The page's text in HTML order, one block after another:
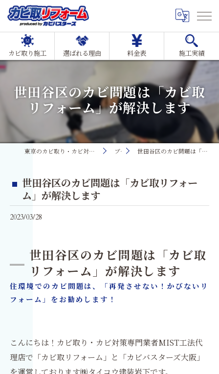
カビ取り施工 選ばれる理由 料金表 施工実績
世田谷区のカビ問題は「カビ取
リフォーム」が解決します
東京のカビ取り・カビ対策ならMIST工法®カビ取リフォーム ブログ 世田谷区のカビ問題は「カビ取リフォーム」が解決します
世田谷区のカビ問題は「カビ取リフォー
ム」が解決します
2023/03/28
世田谷区のカビ問題は「カビ取
リフォーム」が解決します
住環境でのカビ問題は、「再発させない！かびないリ
フォーム」をお勧めします！
こんにちは！カビ取り・カビ対策専門業者MIST工法代
理店で「カビ取リフォーム」と「カビバスターズ大阪」